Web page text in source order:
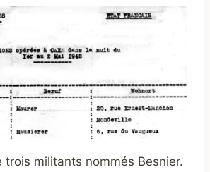
trois militants nommés Besnier.